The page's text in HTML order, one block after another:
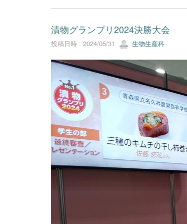
漬物グランプリ2024決勝大会
投稿日時 : 2024/05/31 生物生産科